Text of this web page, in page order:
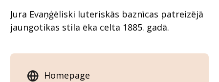
Jura Evaņģēliski luteriskās baznīcas patreizējā
jaungotikas stila ēka celta 1885. gadā.
Homepage